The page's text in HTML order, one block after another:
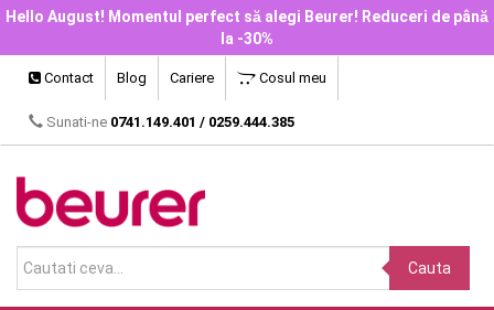
Hello August! Momentul perfect să alegi Beurer! Reduceri de până
la -30%
Contact Blog Cariere Cosul meu
Sunati-ne 0741.149.401 / 0259.444.385
Cauta